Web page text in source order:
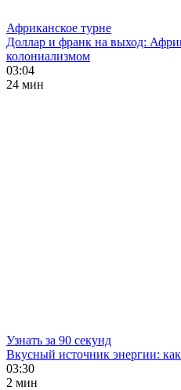
Африканское турне
Доллар и франк на выход:
колониализмом
03:04
24 мин
Узнать за 90 секунд
Вкусный источник энергии:
03:30
2 мин